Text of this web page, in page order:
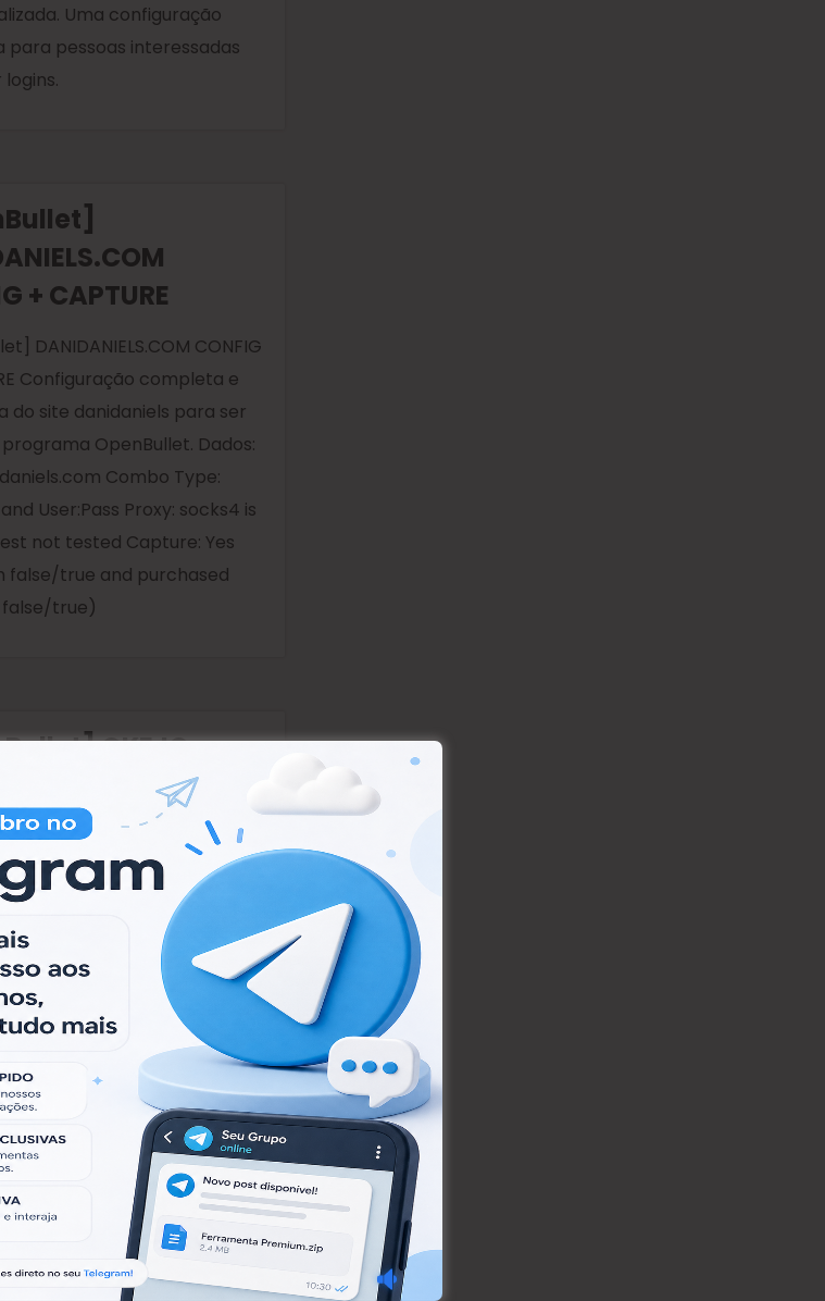
Uma configuração
para pessoas interessadas
+ CAPTURE
DANIDANIELS.COM CONFIG
Configuração completa e
do site danidaniels para ser
OpenBullet. Dados:
Combo Type:
User:Pass Proxy: socks4 is
not tested Capture: Yes
false/true and purchased
false/true)
OKE.IO
W/ CAPTURE
OKE.IO CONFIG W/
Configurão completa do
usar no OpenBullet para
capture sem qualquer tipo
/ 1.2.0]
/ New Api / Very
/ 1.2.0] Fortnite / New Api /
Uma confg atualziada do